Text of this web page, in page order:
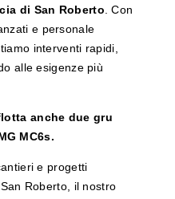
di San Roberto . Con
e personale
interventi rapidi,
alle esigenze più
anche due gru
MC6s.
e progetti
Roberto, il nostro